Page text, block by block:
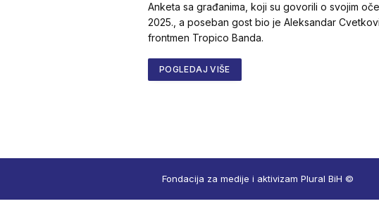
Anketa sa građanima, koji su govorili o svojim
2025., a poseban gost bio je Aleksandar
frontmen Tropico Banda.
POGLEDAJ VIŠE
Fondacija za medije i aktivizam Plural BiH ©